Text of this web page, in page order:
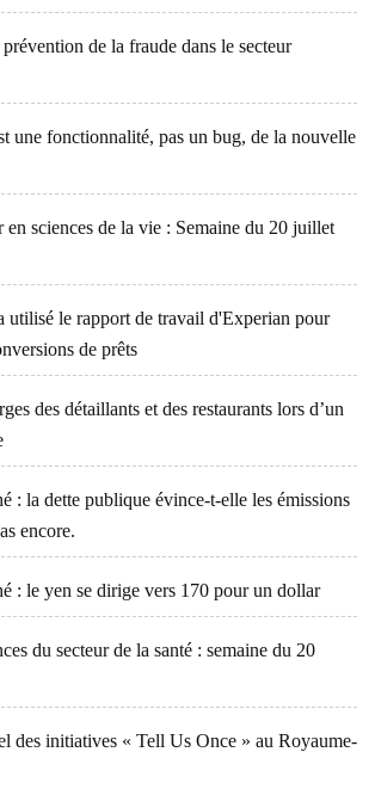
de la fraude dans le secteur
une fonctionnalité, pas un bug, de la nouvelle
en sciences de la vie : Semaine du 20 juillet
utilisé le rapport de travail d'Experian pour
de prêts
des détaillants et des restaurants lors d’un
: la dette publique évince-t-elle les émissions
encore.
: le yen se dirige vers 170 pour un dollar
du secteur de la santé : semaine du 20
des initiatives « Tell Us Once » au Royaume-